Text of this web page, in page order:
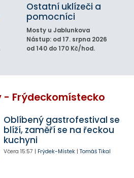
Ostatní uklízeči a
pomocníci
Mosty u Jablunkova
Nástup: od 17. srpna 2026
od 140 do 170 Kč/hod.
- Frýdeckomístecko
Oblíbený gastrofestival se
blíží, zaměří se na řeckou
kuchyni
Včera 15:57 | Frýdek-Místek| Tomáš Tikal